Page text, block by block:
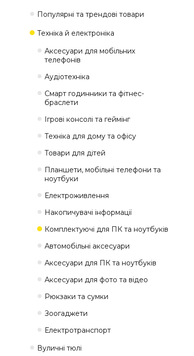
Популярні та трендові товари
Техніка й електроніка
Аксесуари для мобільних
телефонів
Аудіотехніка
Смарт годинники та фітнес-
браслети
Ігрові консолі та геймінг
Техніка для дому та офісу
Товари для дітей
Планшети, мобільні телефони та
ноутбуки
Електроживлення
Накопичувачі інформації
Комплектуючі для ПК та ноутбуків
Автомобільні аксесуари
Аксесуари для ПК та ноутбуків
Аксесуари для фото та відео
Рюкзаки та сумки
Зоогаджети
Електротранспорт
Вуличні тюлі